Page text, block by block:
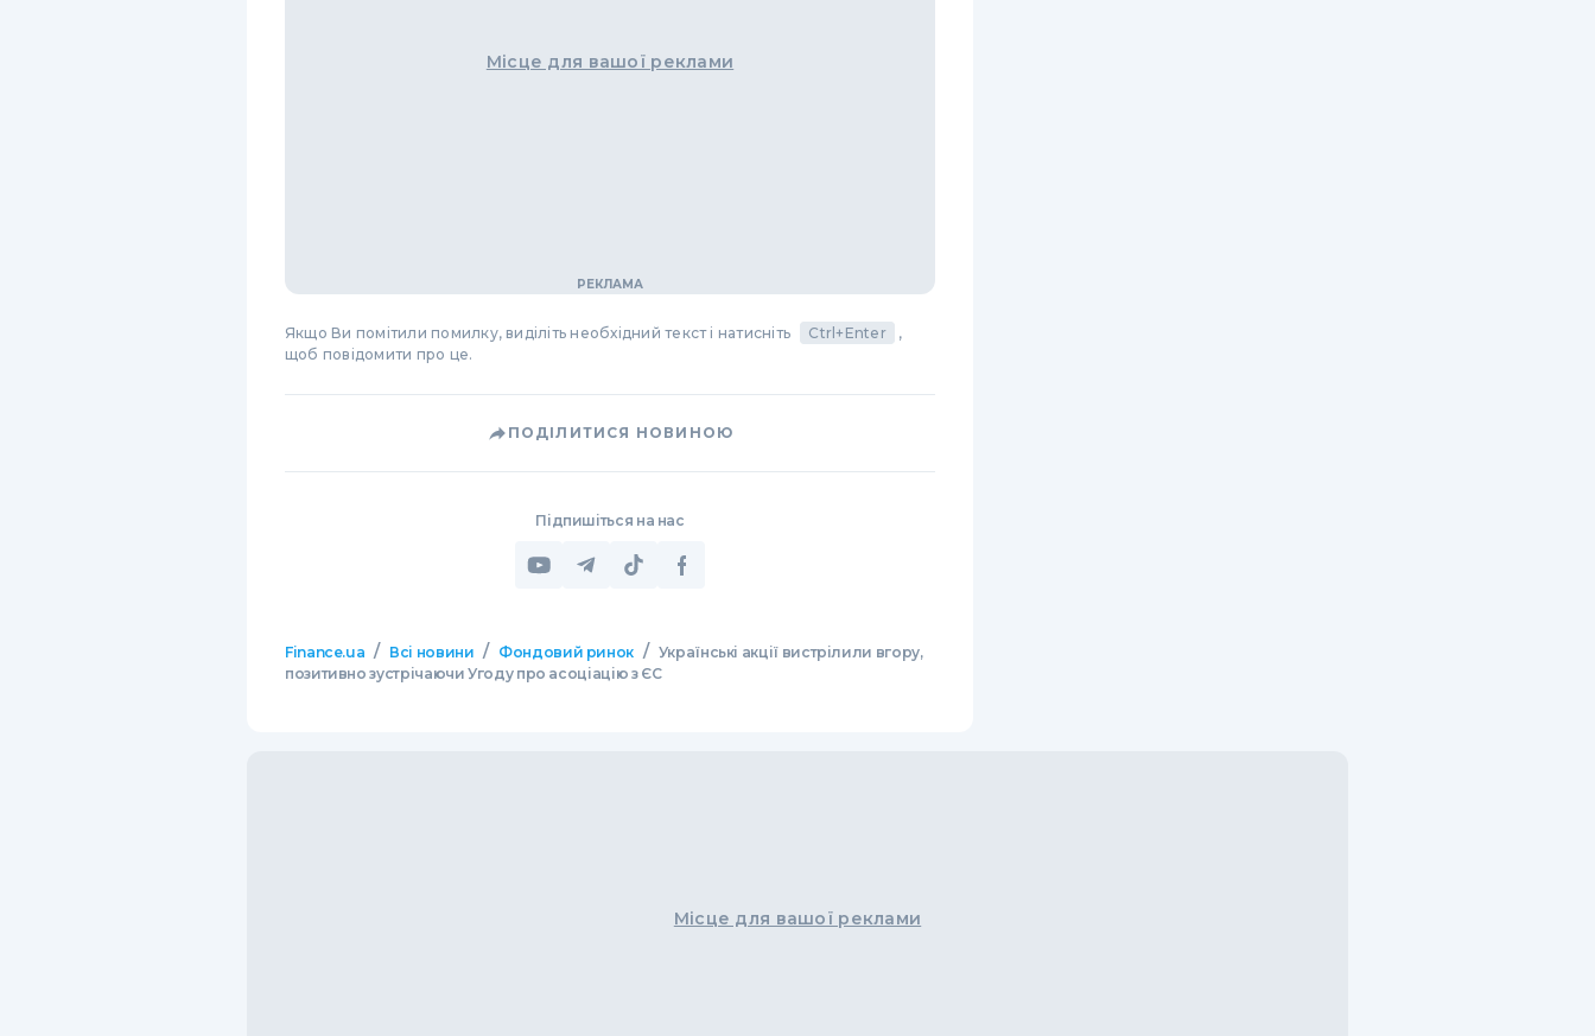
Місце для вашої реклами
Якщо Ви помітили помилку, виділіть необхідний текст і натисніть Ctrl+Enter
,
щоб повідомити про це.
ПОДІЛИТИСЯ НОВИНОЮ
Підпишіться на нас
Finance.ua / Всі новини / Фондовий ринок / Українські акції вистрілили вгору,
позитивно зустрічаючи Угоду про асоціацію з ЄС
Місце для вашої реклами